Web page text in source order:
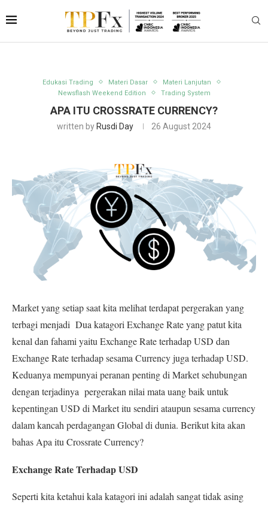
Edukasi Trading Materi Dasar
Materi Lanjutan
Newsflash Weekend Edition
Trading System
APA ITU CROSSRATE CURRENCY?
written by Rusdi Day 26 August 2024
Market yang setiap saat kita melihat terdapat pergerakan yang
terbagi menjadi Dua katagori Exchange Rate yang patut kita
kenal dan fahami yaituExchange Rate terhadap USD dan
Exchange Rate terhadap sesama Currency juga terhadap USD.
Keduanya mempunyai peranan penting di Market sehubungan
dengan terjadinya pergerakan nilai mata uang baik untuk
kepentingan USD di Market itu sendiri ataupun sesama currency
dalam kancah perdagangan Global di dunia. Berikut kita akan
bahas Apa itu Crossrate Currency?
Exchange Rate Terhadap USD
Seperti kita ketahui kala katagori ini adalah sangat tidak asing